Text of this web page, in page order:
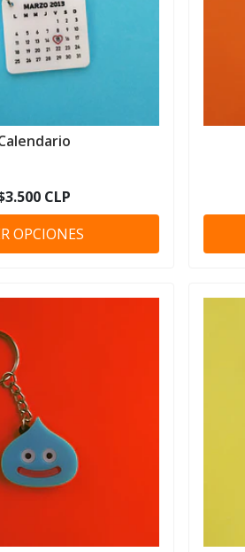
CLP
OPCIONES